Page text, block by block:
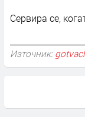
Сервира се,
Източник: